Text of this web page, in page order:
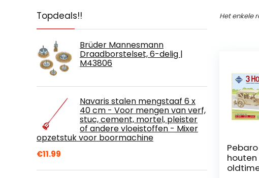
Topdeals!!
Brüder Mannesmann
Draadborstelset, 6-delig |
M43806
Navaris stalen mengstaaf 6 x
40 cm - Voor mengen van verf,
stuc, cement, mortel, pleister
of andere vloeistoffen - Mixer
opzetstuk voor boormachine
€11.99
Het enkele